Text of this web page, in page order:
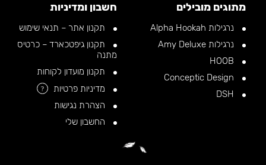
מתוגים מובילים
נרגילות Alpha Hookah
נרגילות Amy Deluxe
חשבון ומדיניות
תקנון אתר – תנאי שימוש
תקנון גיפטכארד – כרטיס
מתנה
תקנון מועדון לקוחות
מדיניות פרטיות
?
הצהרת נגישות
החשבון שלי